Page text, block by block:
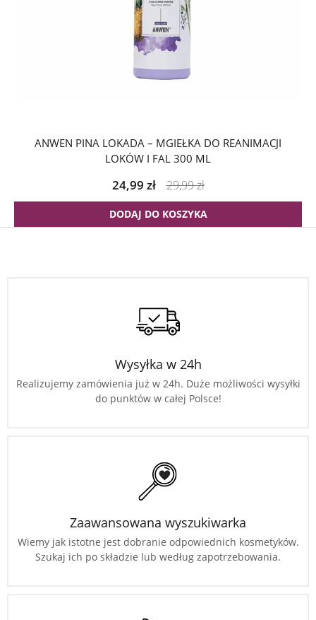
ANWEN PINA LOKADA – MGIEŁKA DO REANIMACJI
LOKÓW I FAL 300 ML
24,99 zł 29,99zł
DODAJ DO KOSZYKA
Wysyłka w 24h
Realizujemy zamówienia już w 24h. Duże możliwości wysyłki
do punktów w całej Polsce!
Zaawansowana wyszukiwarka
Wiemy jak istotne jest dobranie odpowiednich kosmetyków.
Szukaj ich po składzie lub według zapotrzebowania.